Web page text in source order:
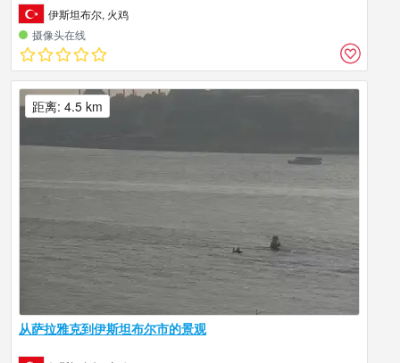
伊斯坦布尔, 火鸡
摄像头在线
从萨拉雅克到伊斯坦布尔市的景观
距离: 4.5 km